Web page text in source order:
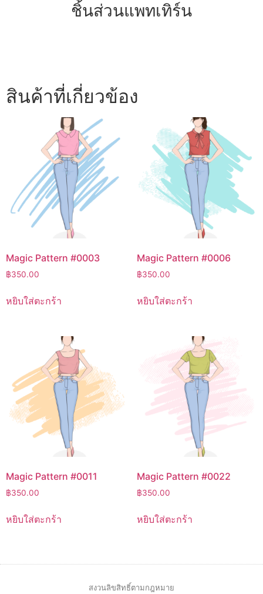
ชิ้นส่วนแพทเทิร์น
สินค้าที่เกี่ยวข้อง
Magic Pattern #0003
฿350.00
หยิบใส่ตะกร้า
Magic Pattern #0006
฿350.00
หยิบใส่ตะกร้า
Magic Pattern #0011
฿350.00
หยิบใส่ตะกร้า
Magic Pattern #0022
฿350.00
หยิบใส่ตะกร้า
สงวนลิขสิทธิ์ตามกฎหมาย